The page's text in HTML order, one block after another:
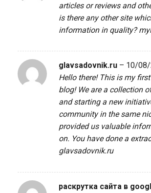
articles or reviews and
is there any other site
information in quality?
glavsadovnik.ru – 10/08/
Hello there! This is my
blog! We are a collection
and starting a new
community in the same
provided us valuable
on. You have done a
glavsadovnik.ru
раскрутка сайта в